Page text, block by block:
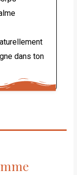
dans ton